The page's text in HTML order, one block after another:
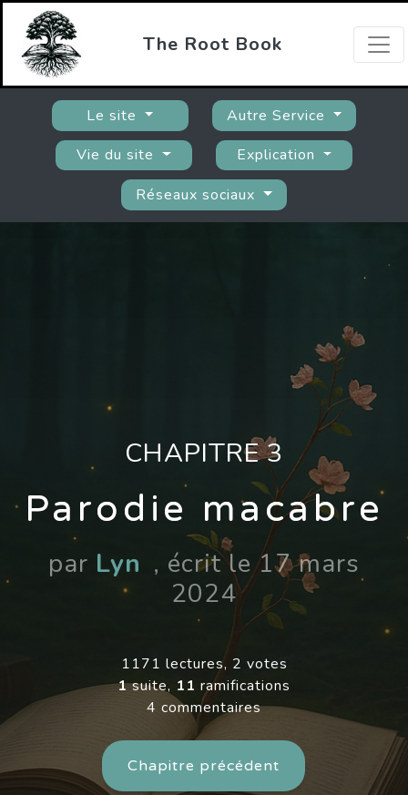
The Root Book
Le site
Autre Service
Vie du site
Explication
Réseaux sociaux
CHAPITRE 3
Parodie macabre
par Lyn , écrit le 17 mars
2024
1171 lectures, 2 votes
1suite, 11 ramifications
4 commentaires
Chapitre précédent